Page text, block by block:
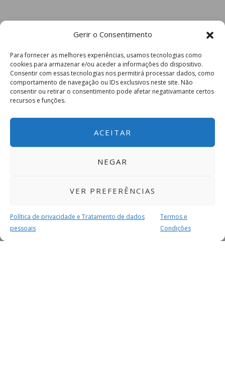
Gerir o Consentimento
Para fornecer as melhores experiências, usamos tecnologias como
cookies para armazenar e/ou aceder a informações do dispositivo.
Consentir com essas tecnologias nos permitirá processar dados, como
comportamento de navegação ou IDs exclusivos neste site. Não
consentir ou retirar o consentimento pode afetar negativamante certos
recursos e funções.
ACEITAR
NEGAR
VER PREFERÊNCIAS
Política de privacidade e Tratamento de dados
pessoais
Termos e
Condições
ultrapassou o PS e colocou-se em segundo lugar
com 24,07% dos votos (12.806 votos). O PS teve
20,03% das votações (10.660 votos).